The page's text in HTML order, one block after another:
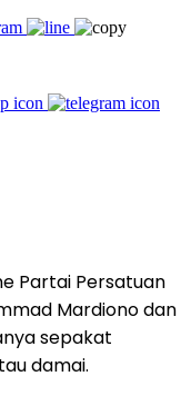
Partai Persatuan
Mardiono dan
sepakat
damai.